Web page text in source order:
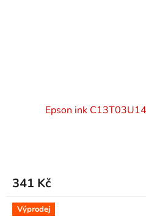
Epson ink
341 Kč
Výprodej